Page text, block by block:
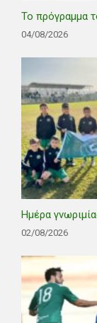
Το πρόγραμμα
04/08/2026
Ημέρα
02/08/2026